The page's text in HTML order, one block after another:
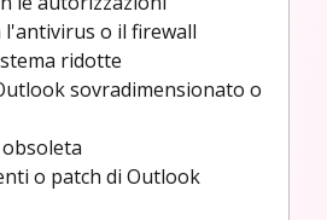
o il firewall
ridotte
sovradimensionato o
o patch di Outlook